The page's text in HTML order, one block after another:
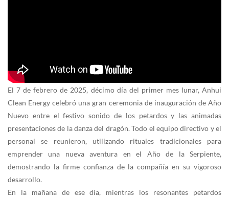
El 7 de febrero de 2025, décimo día del primer mes lunar, Anhui
Clean Energy celebró una gran ceremonia de inauguración de Año
Nuevo entre el festivo sonido de los petardos y las animadas
presentaciones de la danza del dragón. Todo el equipo directivo y el
personal se reunieron, utilizando rituales tradicionales para
emprender una nueva aventura en el Año de la Serpiente,
demostrando la firme confianza de la compañía en su vigoroso
desarrollo.
En la mañana de ese día, mientras los resonantes petardos